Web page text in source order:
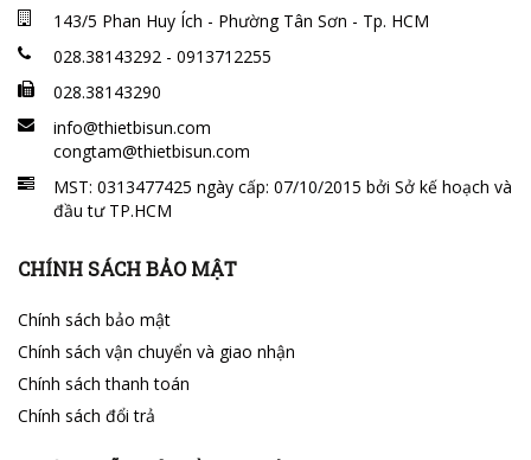
143/5 Phan Huy Ích - Phường Tân Sơn - Tp. HCM
028.38143292 - 0913712255
028.38143290
info@thietbisun.com
congtam@thietbisun.com
MST: 0313477425 ngày cấp: 07/10/2015 bởi Sở kế hoạch và
đầu tư TP.HCM
CHÍNH SÁCH BẢO MẬT
Chính sách bảo mật
Chính sách vận chuyển và giao nhận
Chính sách thanh toán
Chính sách đổi trả